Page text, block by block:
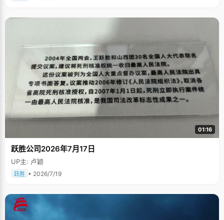
01:16
跃胜公司2026年7月17日
UP主: 卢颖
跃胜 • 2026/7/19